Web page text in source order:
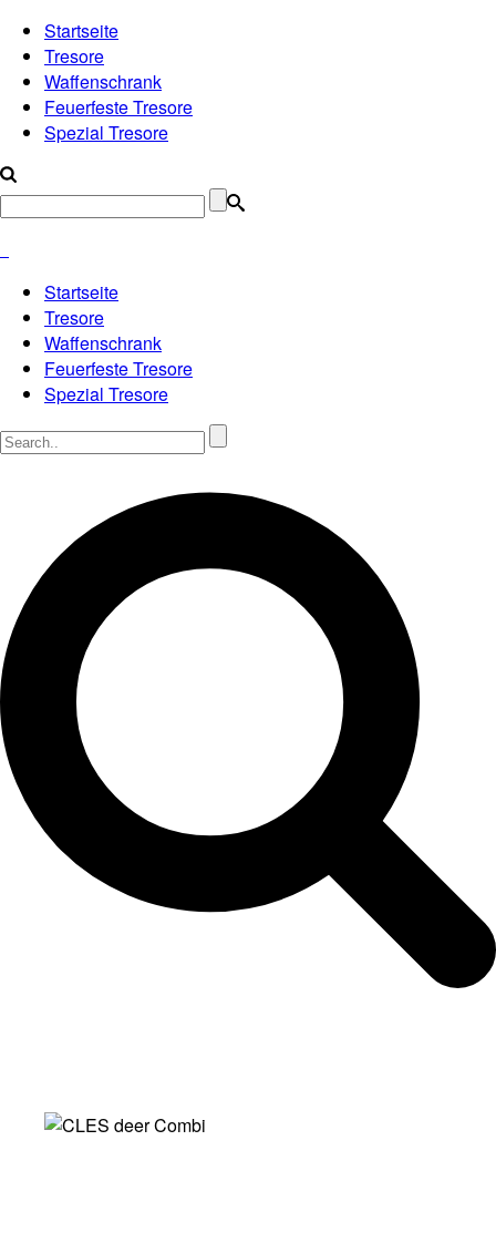
Startseite
Tresore
Waffenschrank
Feuerfeste Tresore
Spezial Tresore
Startseite
Tresore
Waffenschrank
Feuerfeste Tresore
Spezial Tresore